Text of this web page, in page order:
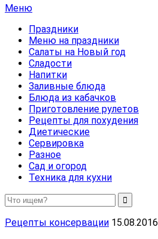
Меню
Праздники
Меню на праздники
Салаты на Новый год
Сладости
Напитки
Заливные блюда
Блюда из кабачков
Приготовление рулетов
Рецепты для похудения
Диетические
Сервировка
Разное
Сад и огород
Техника для кухни
Рецепты консервации 15.08.2016